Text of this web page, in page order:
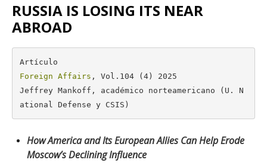
RUSSIA IS LOSING ITS NEAR
ABROAD
Foreign Affairs , Vol.104 (4) 2025
Jeffrey Mankoff, académico norteamericano (U. N
ational Defense y CSIS)
How America and Its European Allies Can Help Erode
Moscow’s Declining Influence